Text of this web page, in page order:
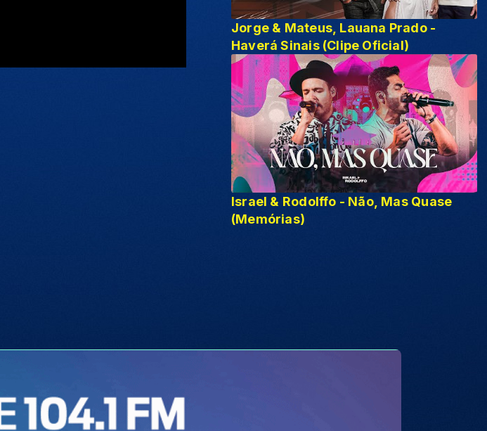
Jorge & Mateus, Lauana Prado -
Haverá Sinais (Clipe Oficial)
Israel & Rodolffo - Não, Mas Quase
(Memórias)